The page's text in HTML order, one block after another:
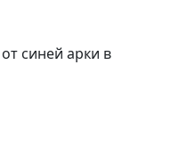
синей арки в